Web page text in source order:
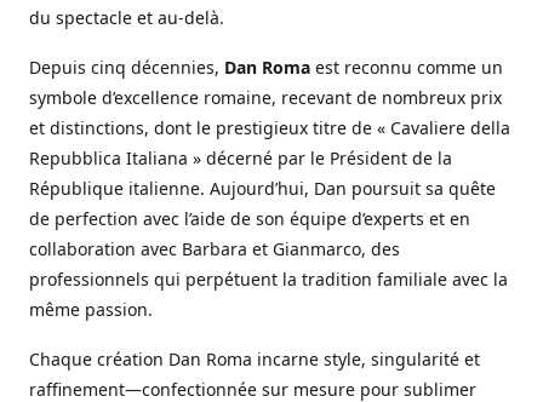
du spectacle et au-delà.
Depuis cinq décennies, Dan Roma est reconnu comme un
symbole d’excellence romaine, recevant de nombreux prix
et distinctions, dont le prestigieux titre de « Cavaliere della
Repubblica Italiana » décerné par le Président de la
République italienne. Aujourd’hui, Dan poursuit sa quête
de perfection avec l’aide de son équipe d’experts et en
collaboration avec Barbara et Gianmarco, des
professionnels qui perpétuent la tradition familiale avec la
même passion.
Chaque création Dan Roma incarne style, singularité et
raffinement—confectionnée sur mesure pour sublimer